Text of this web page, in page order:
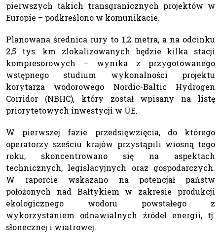
pierwszych takich transgranicznych projektów w
Europie – podkreślono w komunikacie.
Planowana średnica rury to 1,2 metra, a na odcinku
2,5 tys. km zlokalizowanych będzie kilka stacji
kompresorowych – wynika z przygotowanego
wstępnego studium wykonalności projektu
korytarza wodorowego Nordic-Baltic Hydrogen
Corridor (NBHC), który został wpisany na listę
priorytetowych inwestycji w UE.
W pierwszej fazie przedsięwzięcia, do którego
operatorzy sześciu krajów przystąpili wiosną tego
roku, skoncentrowano się na aspektach
technicznych, legislacyjnych oraz gospodarczych.
W raporcie wskazano na potencjał państw
położonych nad Bałtykiem w zakresie produkcji
ekologicznego wodoru powstałego z
wykorzystaniem odnawialnych źródeł energii, tj.
słonecznej i wiatrowej.